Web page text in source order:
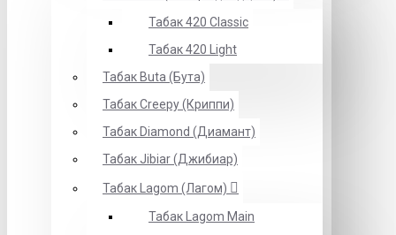
Табак 420 Classic
Табак 420 Light
Табак Buta (Бута)
Табак Creepy (Криппи)
Табак Diamond (Диамант)
Табак Jibiar (Джибиар)
Табак Lagom (Лагом)
Табак Lagom Main